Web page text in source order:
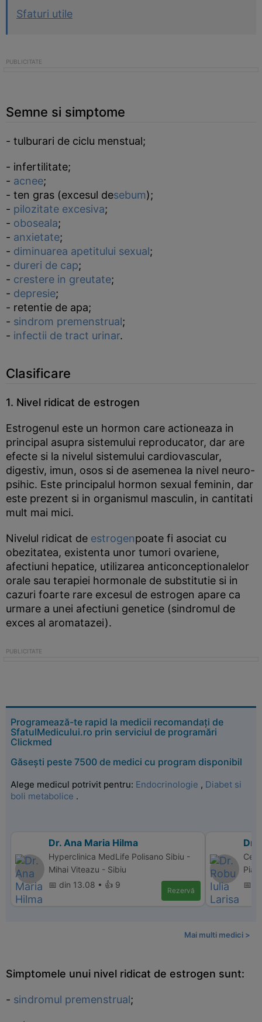
Sfaturi utile
Semne si simptome
- tulburari de ciclu menstual;
- infertilitate;
- acnee;
- ten gras (excesul desebum);
- pilozitate excesiva;
- oboseala;
- anxietate;
- diminuarea apetitului sexual;
- dureri de cap;
- crestere in greutate;
- depresie;
- retentie de apa;
- sindrom premenstrual;
- infectii de tract urinar.
Clasificare
1. Nivel ridicat de estrogen
Estrogenul este un hormon care actioneaza in
principal asupra sistemului reproducator, dar are
efecte si la nivelul sistemului cardiovascular,
digestiv, imun, osos si de asemenea la nivel neuro-
psihic. Este principalul hormon sexual feminin, dar
este prezent si in organismul masculin, in cantitati
mult mai mici.
Nivelul ridicat de estrogenpoate fi asociat cu
obezitatea, existenta unor tumori ovariene,
afectiuni hepatice, utilizarea anticonceptionalelor
orale sau terapiei hormonale de substitutie si in
cazuri foarte rare excesul de estrogen apare ca
urmare a unei afectiuni genetice (sindromul de
exces al aromatazei).
Programează-te rapid la medicii recomandați de
SfatulMedicului.ro prin serviciul de programări
Clickmed
Găsești peste 7500 de medici cu program disponibil
Alege medicul potrivit pentru: Endocrinologie , Diabet si
boli metabolice .
Dr. Ana Maria Hilma
Hyperclinica MedLife Polisano Sibiu -
Mihai Viteazu - Sibiu
📅 din 13.08 • 👍 9
Rezervă
Dr.
📅
Mai multi medici >
Simptomele unui nivel ridicat de estrogen sunt:
- sindromul premenstrual;